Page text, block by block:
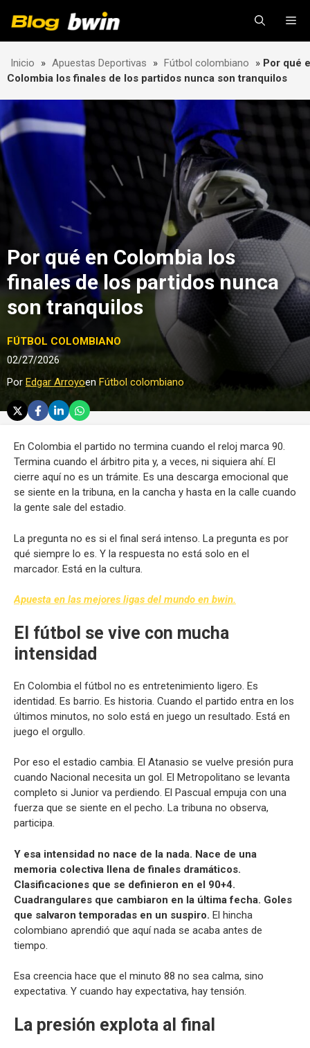
Inicio » Apuestas Deportivas » Fútbol colombiano » Por qué
Colombia los finales de los partidos nunca son tranquilos
Por qué en Colombia los
finales de los partidos nunca
son tranquilos
FÚTBOL COLOMBIANO
02/27/2026
Por Edgar Arroyoen Fútbol colombiano
En Colombia el partido no termina cuando el reloj marca 90.
Termina cuando el árbitro pita y, a veces, ni siquiera ahí. El
cierre aquí no es un trámite. Es una descarga emocional que
se siente en la tribuna, en la cancha y hasta en la calle cuando
la gente sale del estadio.
La pregunta no es si el final será intenso. La pregunta es por
qué siempre lo es. Y la respuesta no está solo en el
marcador. Está en la cultura.
Apuesta en las mejores ligas del mundo en bwin.
El fútbol se vive con mucha
intensidad
En Colombia el fútbol no es entretenimiento ligero. Es
identidad. Es barrio. Es historia. Cuando el partido entra en los
últimos minutos, no solo está en juego un resultado. Está en
juego el orgullo.
Por eso el estadio cambia. El Atanasio se vuelve presión pura
cuando Nacional necesita un gol. El Metropolitano se levanta
completo si Junior va perdiendo. El Pascual empuja con una
fuerza que se siente en el pecho. La tribuna no observa,
participa.
Y esa intensidad no nace de la nada. Nace de una
memoria colectiva llena de finales dramáticos.
Clasificaciones que se definieron en el 90+4.
Cuadrangulares que cambiaron en la última fecha. Goles
que salvaron temporadas en un suspiro. El hincha
colombiano aprendió que aquí nada se acaba antes de
tiempo.
Esa creencia hace que el minuto 88 no sea calma, sino
expectativa. Y cuando hay expectativa, hay tensión.
La presión explota al final